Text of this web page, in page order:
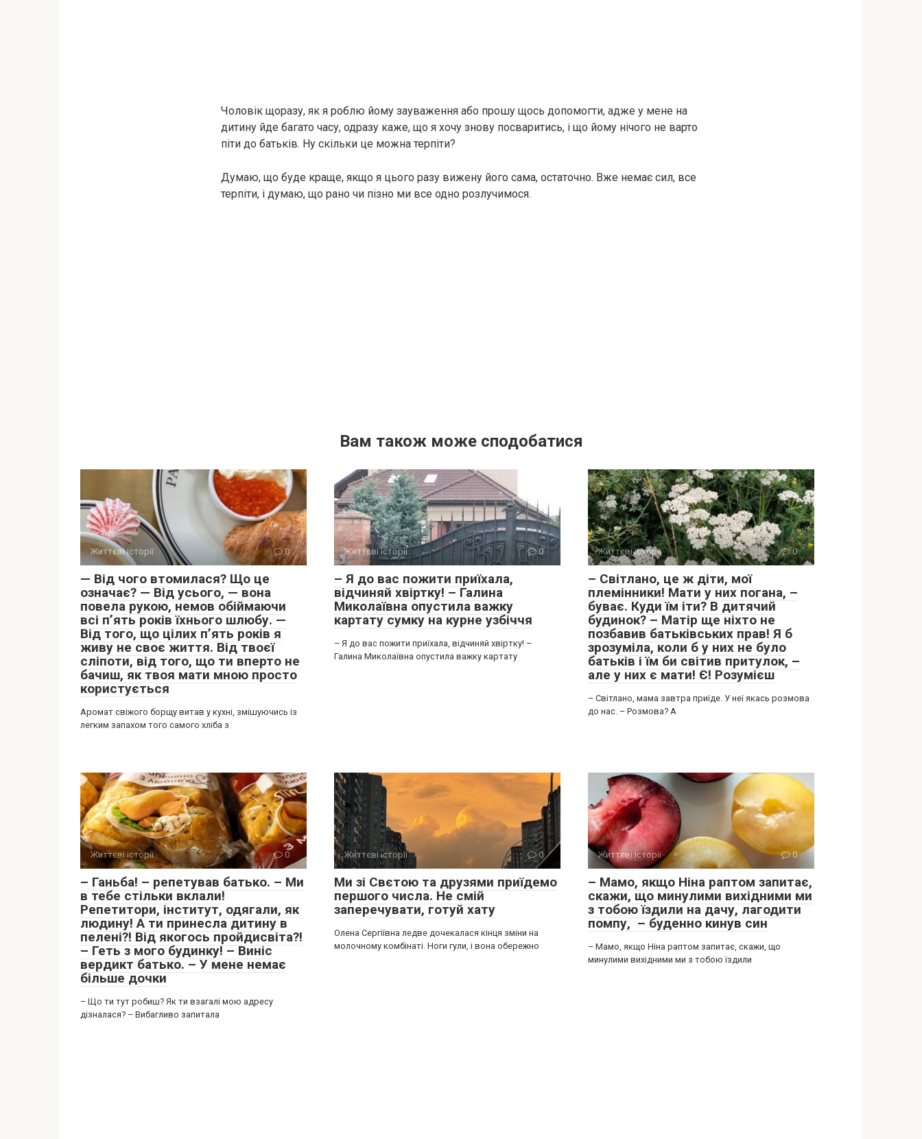
Чоловік щоразу, як я роблю йому зауваження або прошу щось допомогти, адже у мене на
дитину йде багато часу, одразу каже, що я хочу знову посваритись, і що йому нічого не варто
піти до батьків. Ну скільки це можна терпіти?
Думаю, що буде краще, якщо я цього разу вижену його сама, остаточно. Вже немає сил, все
терпіти, і думаю, що рано чи пізно ми все одно розлучимося.
Вам також може сподобатися
Життєві історії 0
— Від чого втомилася? Що це
означає? — Від усього, — вона
повела рукою, немов обіймаючи
всі п’ять років їхнього шлюбу. —
Від того, що цілих п’ять років я
живу не своє життя. Від твоєї
сліпоти, від того, що ти вперто не
бачиш, як твоя мати мною просто
користується
Аромат свіжого борщу витав у кухні, змішуючись із
легким запахом того самого хліба з
Життєві історії 0
– Я до вас пожити приїхала,
відчиняй хвіртку! – Галина
Миколаївна опустила важку
картату сумку на курне узбіччя
– Я до вас пожити приїхала, відчиняй хвіртку! –
Галина Миколаївна опустила важку картату
Життєві історії 0
– Світлано, це ж діти, мої
племінники! Мати у них погана, –
буває. Куди їм іти? В дитячий
будинок? – Матір ще ніхто не
позбавив батьківських прав! Я б
зрозуміла, коли б у них не було
батьків і їм би світив притулок, –
але у них є мати! Є! Розумієш
– Світлано, мама завтра приїде. У неї якась розмова
до нас. – Розмова? А
Життєві історії 0
– Ганьба! – репетував батько. – Ми
в тебе стільки вклали!
Репетитори, інститут, одягали, як
людину! А ти принесла дитину в
пелені?! Від якогось пройдисвіта?!
– Геть з мого будинку! – Виніс
вердикт батько. – У мене немає
більше дочки
– Що ти тут робиш? Як ти взагалі мою адресу
дізналася? – Вибагливо запитала
Життєві історії 0
Ми зі Свєтою та друзями приїдемо
першого числа. Не смій
заперечувати, готуй хату
Олена Сергіївна ледве дочекалася кінця зміни на
молочному комбінаті. Ноги гули, і вона обережно
Життєві історії 0
– Мамо, якщо Ніна раптом запитає,
скажи, що минулими вихідними ми
з тобою їздили на дачу, лагодити
помпу, – буденно кинув син
– Мамо, якщо Ніна раптом запитає, скажи, що
минулими вихідними ми з тобою їздили